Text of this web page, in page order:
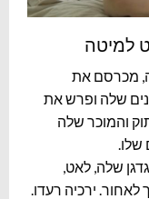
למיטה
מכרסם את
שלה ופרש את
והמוכר שלה
שלו.
שלה, לאט,
ירכיה רעדו.